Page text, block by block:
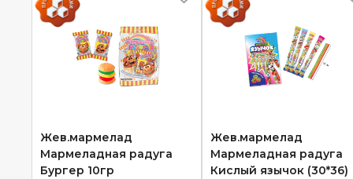
Жев.мармелад
Мармеладная радуга
Бургер 10гр
Жев.мармелад
Мармеладная радуга
Кислый язычок (30*36)